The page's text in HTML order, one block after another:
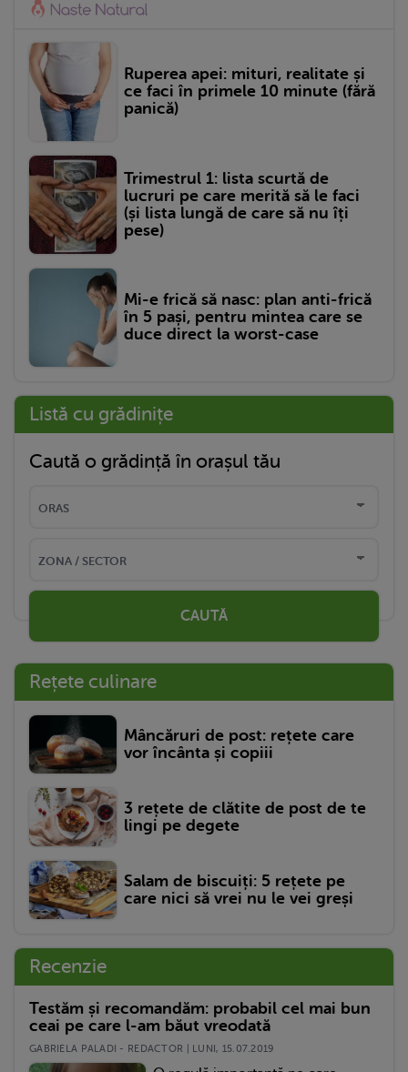
Ruperea apei: mituri, realitate și
ce faci în primele 10 minute (fără
panică)
Trimestrul 1: lista scurtă de
lucruri pe care merită să le faci
(și lista lungă de care să nu îți
pese)
Mi-e frică să nasc: plan anti-frică
în 5 pași, pentru mintea care se
duce direct la worst-case
Listă cu grădinițe
Caută o grădință în orașul tău
CAUTĂ
Rețete culinare
Mâncăruri de post: rețete care
vor încânta și copiii
3 rețete de clătite de post de te
lingi pe degete
Salam de biscuiți: 5 rețete pe
care nici să vrei nu le vei greși
Recenzie
Testăm și recomandăm: probabil cel mai bun
ceai pe care l-am băut vreodată
GABRIELA PALADI - REDACTOR | LUNI, 15.07.2019